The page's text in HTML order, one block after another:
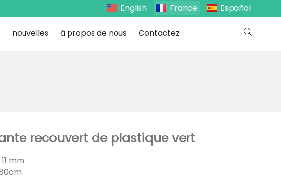
English France Español
nouvelles à propos de nous Contactez
recouvert de plastique vert
mm